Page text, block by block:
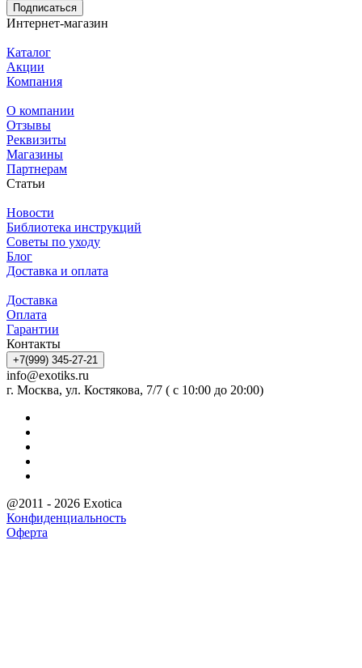
Подписаться
Интернет-магазин
Каталог
Акции
Компания
О компании
Отзывы
Реквизиты
Магазины
Партнерам
Статьи
Новости
Библиотека инструкций
Советы по уходу
Блог
Доставка и оплата
Доставка
Оплата
Гарантии
Контакты
+7(999) 345-27-21
info@exotiks.ru
г. Москва, ул. Костякова, 7/7 ( с 10:00 до 20:00)
@2011 - 2026 Exotica
Конфиденциальность
Оферта